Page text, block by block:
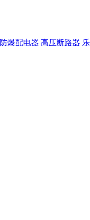
防爆配电器 高压断路器